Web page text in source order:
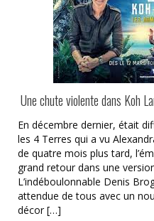
Une chute violente dans Koh
En décembre dernier, était
les 4 Terres qui a vu
de quatre mois plus tard,
grand retour dans une
L’indéboulonnable Denis
attendue de tous avec un
décor […]